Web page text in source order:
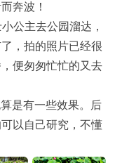
奔波！
公主去公园溜达，
，拍的照片已经很
便匆匆忙忙的又去
是有一些效果。后
以自己研究，不懂